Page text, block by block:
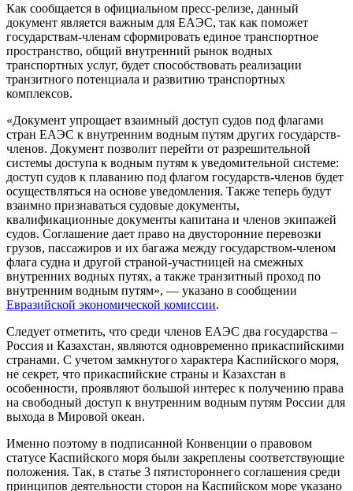
Как сообщается в официальном пресс-релизе, данный
документ является важным для ЕАЭС, так как поможет
государствам-членам сформировать единое транспортное
пространство, общий внутренний рынок водных
транспортных услуг, будет способствовать реализации
транзитного потенциала и развитию транспортных
комплексов.
«Документ упрощает взаимный доступ судов под флагами
стран ЕАЭС к внутренним водным путям других государств-
членов. Документ позволит перейти от разрешительной
системы доступа к водным путям к уведомительной системе:
доступ судов к плаванию под флагом государств-членов будет
осуществляться на основе уведомления. Также теперь будут
взаимно признаваться судовые документы,
квалификационные документы капитана и членов экипажей
судов. Соглашение дает право на двусторонние перевозки
грузов, пассажиров и их багажа между государством-членом
флага судна и другой страной-участницей на смежных
внутренних водных путях, а также транзитный проход по
внутренним водным путям», — указано в сообщении
Евразийской экономической комиссии.
Следует отметить, что среди членов ЕАЭС два государства –
Россия и Казахстан, являются одновременно прикаспийскими
странами. С учетом замкнутого характера Каспийского моря,
не секрет, что прикаспийские страны и Казахстан в
особенности, проявляют большой интерес к получению права
на свободный доступ к внутренним водным путям России для
выхода в Мировой океан.
Именно поэтому в подписанной Конвенции о правовом
статусе Каспийского моря были закреплены соответствующие
положения. Так, в статье 3 пятистороннего соглашения среди
принципов деятельности сторон на Каспийском море указано